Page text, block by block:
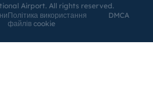
Airport. All rights reserved.
Політика використання
файлів cookie
DMCA